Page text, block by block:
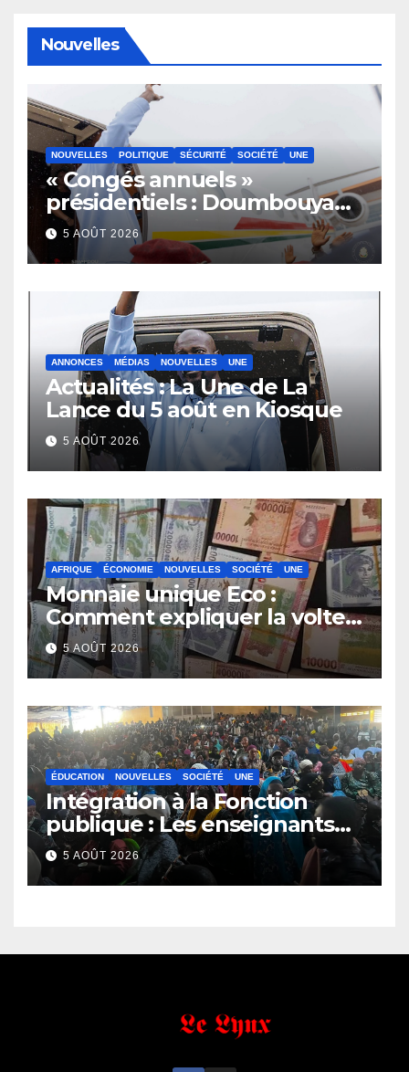
Nouvelles
NOUVELLES POLITIQUE SÉCURITÉ SOCIÉTÉ UNE
« Congés annuels »
présidentiels : Doumbouya
s’envole, l’opposition s’agite,
l’armée rassure
5 AOÛT 2026
ANNONCES MÉDIAS NOUVELLES UNE
Actualités : La Une de La
Lance du 5 août en Kiosque
5 AOÛT 2026
AFRIQUE ÉCONOMIE NOUVELLES SOCIÉTÉ UNE
Monnaie unique Eco :
Comment expliquer la volte-
face de la Guinée
5 AOÛT 2026
ÉDUCATION NOUVELLES SOCIÉTÉ UNE
Intégration à la Fonction
publique : Les enseignants
contractuels haussent le ton
et menacent
5 AOÛT 2026